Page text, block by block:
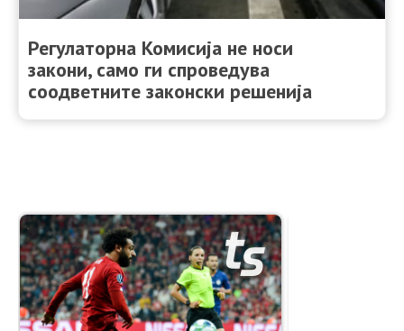
Регулаторна Комисија не носи
закони, само ги спроведува
соодветните законски решенија